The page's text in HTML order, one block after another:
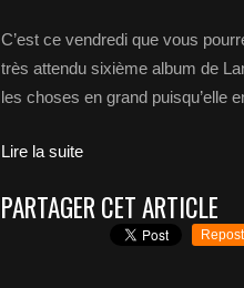
C’est ce vendredi que vous
très attendu sixième album de
les choses en grand puisqu’elle
Lire la suite
PARTAGER CET ARTICLE
Repost